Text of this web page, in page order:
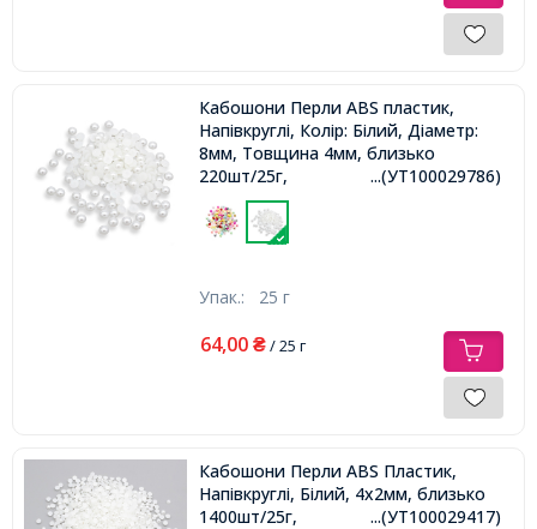
Кабошони Перли ABS пластик,
Напівкруглі, Колір: Білий, Діаметр:
8мм, Товщина 4мм, близько
220шт/25г,
...(УТ100029786)
Упак.: 25 г
64,00 ₴/ 25 г
Кабошони Перли ABS Пластик,
Напівкруглі, Білий, 4х2мм, близько
1400шт/25г,
...(УТ100029417)